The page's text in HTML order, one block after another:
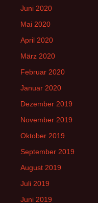
Juni 2020
Mai 2020
April 2020
März 2020
Februar 2020
Januar 2020
Dezember 2019
November 2019
Oktober 2019
September 2019
August 2019
Juli 2019
Juni 2019